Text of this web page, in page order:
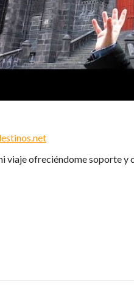
viaje ofreciéndome soporte y